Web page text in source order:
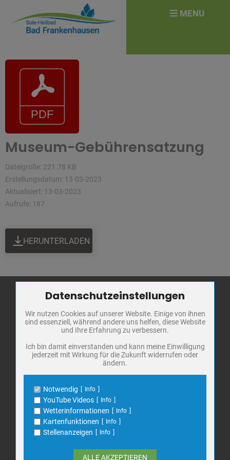
Museum-Gebührensatzung
Dateigröße: 221.78 KB
Erstellungsdatum: 13-03-2023
Aktualisiert: 13-03-2023
Aufrufe: 187
HERUNTERLADEN
Stadt Bad
Frankenhausen
Markt 1
06567 Bad Frankenhausen
Telefon: 034671 7 20 0
E-Mail:info@bad-frankenhausen.de
Search
for:
for:
Zum Betrieb der Seite notwendige Cookies / Drittanbieter:
Name
PHP Session Cookie
Anbieter
Eigentümer dieser Website
Schutz
Cookie Name
PHPSESSID, fe_typo_user
Name
Cookiespeicherung Entscheidungscookie
Anbieter
Eigentümer dieser Website
Zweck
Speichert die Einstellungen der Besucher
bezüglich der Speicherung von Cookies.
Cookie Name
dywc
1 Jahr
Datenschutzeinstellungen
Wir nutzen Cookies auf unserer Website. Einige von ihnen
sind essenziell, während andere uns helfen, diese Website
und Ihre Erfahrung zu verbessern.
Ich bin damit einverstanden und kann meine Einwilligung
jederzeit mit Wirkung für die Zukunft widerrufen oder
ändern.
Notwendig Info
YouTube Videos Info
Wetterinformationen Info
Kartenfunktionen Info
Stellenanzeigen Info
ALLE AKZEPTIEREN